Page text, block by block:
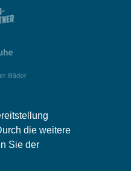
die weitere
Sie der